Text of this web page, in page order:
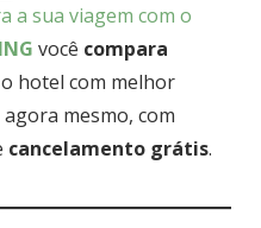
a sua viagem com o
você compara
hotel com melhor
agora mesmo, com
cancelamento grátis.